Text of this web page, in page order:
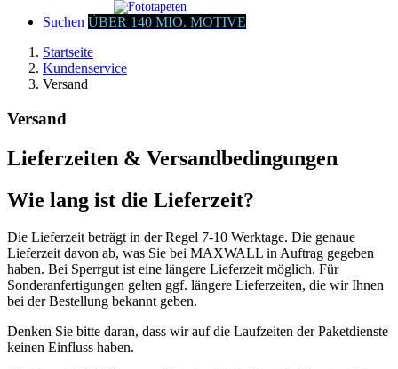
Suchen ÜBER 140 MIO. MOTIVE
Startseite
Kundenservice
Versand
Versand
Lieferzeiten & Versandbedingungen
Wie lang ist die Lieferzeit?
Die Lieferzeit beträgt in der Regel 7-10 Werktage. Die genaue
Lieferzeit davon ab, was Sie bei MAXWALL in Auftrag gegeben
haben. Bei Sperrgut ist eine längere Lieferzeit möglich. Für
Sonderanfertigungen gelten ggf. längere Lieferzeiten, die wir Ihnen
bei der Bestellung bekannt geben.
Denken Sie bitte daran, dass wir auf die Laufzeiten der Paketdienste
keinen Einfluss haben.